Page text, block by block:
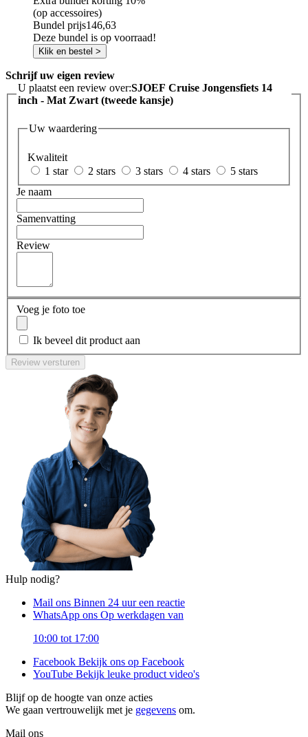
(op accessoires)
Bundel prijs146,63
Deze bundel is op voorraad!
Klik en bestel >
Schrijf uw eigen review
U plaatst een review over:SJOEF Cruise Jongensfiets 14
inch - Mat Zwart (tweede kansje)
Uw waardering
Kwaliteit
1 star
2 stars 3 stars 4 stars
5 stars
Je naam
Samenvatting
Review
Voeg je foto toe
Ik beveel dit product aan
Review versturen
Hulp nodig?
Mail ons Binnen 24 uur een reactie
WhatsApp ons Op werkdagen van
10:00 tot 17:00
Facebook Bekijk ons op Facebook
YouTube Bekijk leuke product video's
Blijf op de hoogte van onze acties
We gaan vertrouwelijk met je gegevens om.
Mail ons